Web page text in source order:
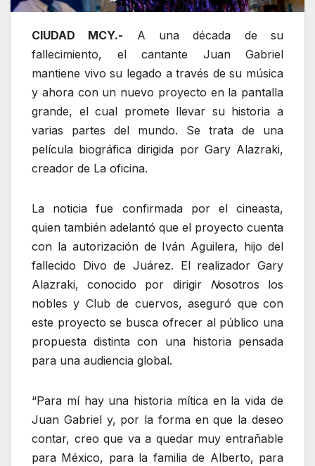
CIUDAD MCY.- A una década de su
fallecimiento, el cantante Juan Gabriel
mantiene vivo su legado a través de su música
y ahora con un nuevo proyecto en la pantalla
grande, el cual promete llevar su historia a
varias partes del mundo. Se trata de una
película biográfica dirigida por Gary Alazraki,
creador de La oficina.
La noticia fue confirmada por el cineasta,
quien también adelantó que el proyecto cuenta
con la autorización de Iván Aguilera, hijo del
fallecido Divo de Juárez. El realizador Gary
Alazraki, conocido por dirigir Nosotros los
nobles y Club de cuervos, aseguró que con
este proyecto se busca ofrecer al público una
propuesta distinta con una historia pensada
para una audiencia global.
“Para mí hay una historia mítica en la vida de
Juan Gabriel y, por la forma en que la deseo
contar, creo que va a quedar muy entrañable
para México, para la familia de Alberto, para